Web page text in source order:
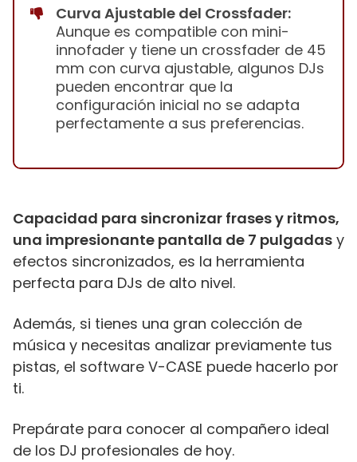
Curva Ajustable del Crossfader:
Aunque es compatible con mini-
innofader y tiene un crossfader de 45
mm con curva ajustable, algunos DJs
pueden encontrar que la
configuración inicial no se adapta
perfectamente a sus preferencias.
Capacidad para sincronizar frases y ritmos,
una impresionante pantalla de 7 pulgadas y
efectos sincronizados, es la herramienta
perfecta para DJs de alto nivel.
Además, si tienes una gran colección de
música y necesitas analizar previamente tus
pistas, el software V-CASE puede hacerlo por
ti.
Prepárate para conocer al compañero ideal
de los DJ profesionales de hoy.